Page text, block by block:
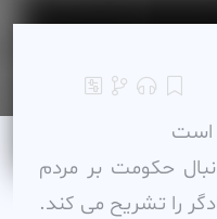
است
حکومت بر مردم
را تشريح مى کند.